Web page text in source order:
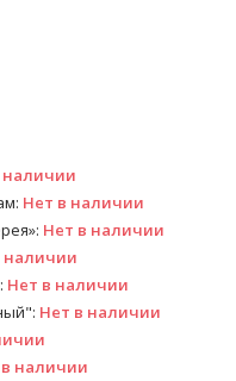
наличии
Нет в наличии
Нет в наличии
наличии
Нет в наличии
Нет в наличии
наличии